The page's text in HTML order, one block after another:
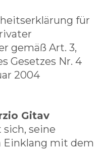
für
gemäß Art. 3,
Gesetzes Nr. 4
2004
Gitav
seine
Einklang mit dem